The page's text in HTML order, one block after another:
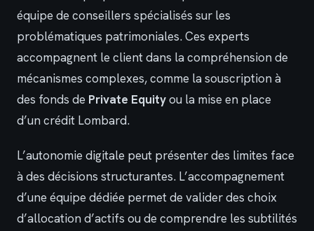
équipe de conseillers spécialisés sur les
problématiques patrimoniales. Ces experts
accompagnent le client dans la compréhension de
mécanismes complexes, comme la souscription à
des fonds de Private Equityou la mise en place
d’un crédit Lombard.
L’autonomie digitale peut présenter des limites face
à des décisions structurantes. L’accompagnement
d’une équipe dédiée permet de valider des choix
d’allocation d’actifs ou de comprendre les subtilités